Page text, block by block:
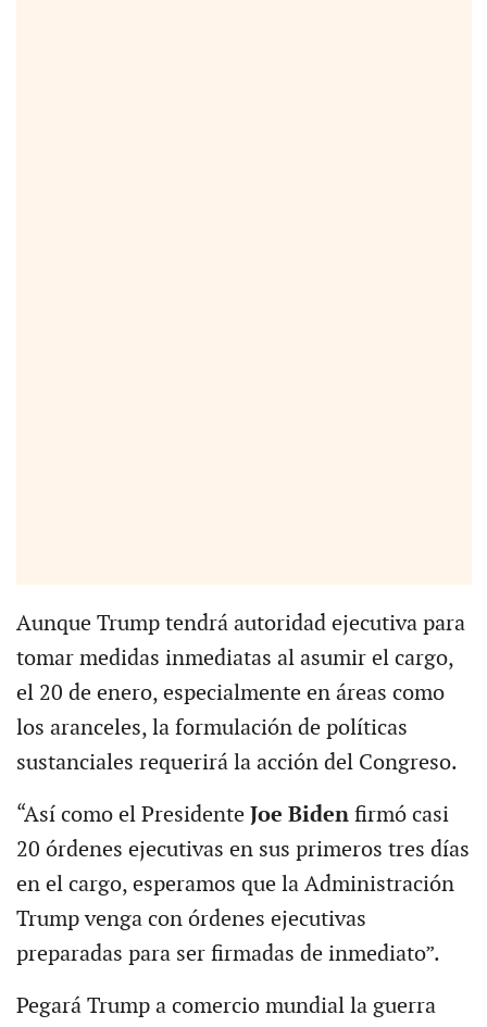
Aunque Trump tendrá autoridad ejecutiva para
tomar medidas inmediatas al asumir el cargo,
el 20 de enero, especialmente en áreas como
los aranceles, la formulación de políticas
sustanciales requerirá la acción del Congreso.
“Así como el Presidente Joe Bidenfirmó casi
20 órdenes ejecutivas en sus primeros tres días
en el cargo, esperamos que la Administración
Trump venga con órdenes ejecutivas
preparadas para ser firmadas de inmediato”.
Pegará Trump a comercio mundial la guerra